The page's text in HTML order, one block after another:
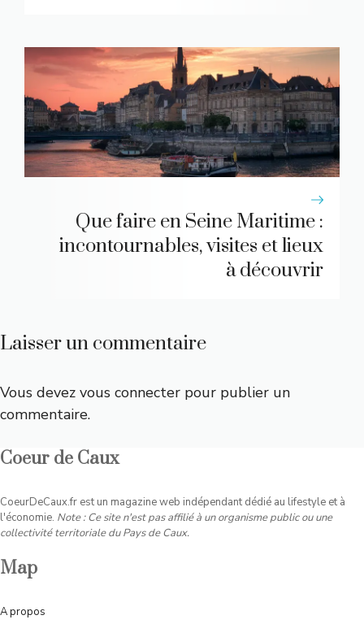
Que faire en Seine Maritime :
incontournables, visites et lieux
à découvrir
Laisser un commentaire
Vous devez vous connecter pour publier un
commentaire.
Coeur de Caux
CoeurDeCaux.fr est un magazine web indépendant dédié au lifestyle et à
l'économie. Note : Ce site n'est pas affilié à un organisme public ou une
collectivité territoriale du Pays de Caux.
Map
Apropos